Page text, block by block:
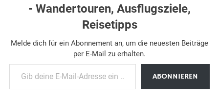
- Wandertouren, Ausflugsziele,
Reisetipps
Melde dich für ein Abonnement an, um die neuesten Beiträge
per E-Mail zu erhalten.
Gib deine E-Mail-Adresse ein ...
ABONNIEREN